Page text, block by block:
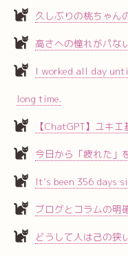
久しぶりの桃ちゃん
高さへの憧れがパな
I worked all day
long time.
【ChatGPT】ユキ
今日から「疲れた」
It’s been 356 days
ブログとコラムの明
どうして人は己の狭